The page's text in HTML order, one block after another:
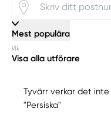
Mest populära
Visa alla utförare
Tyvärr verkar det
"Persiska"